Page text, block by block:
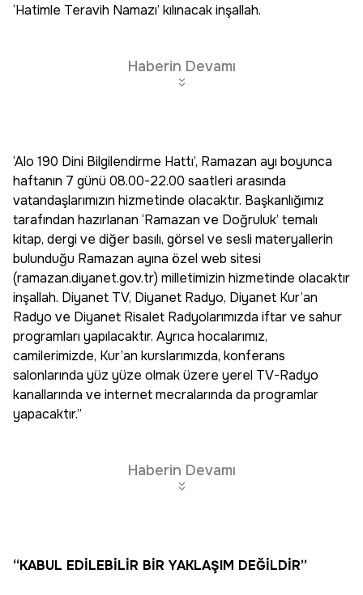
‘Hatimle Teravih Namazı’ kılınacak inşallah.
Haberin Devamı
‘Alo 190 Dini Bilgilendirme Hattı’, Ramazan ayı boyunca
haftanın 7 günü 08.00-22.00 saatleri arasında
vatandaşlarımızın hizmetinde olacaktır. Başkanlığımız
tarafından hazırlanan ‘Ramazan ve Doğruluk’ temalı
kitap, dergi ve diğer basılı, görsel ve sesli materyallerin
bulunduğu Ramazan ayına özel web sitesi
(ramazan.diyanet.gov.tr) milletimizin hizmetinde olacaktır
inşallah. Diyanet TV, Diyanet Radyo, Diyanet Kur’an
Radyo ve Diyanet Risalet Radyolarımızda iftar ve sahur
programları yapılacaktır. Ayrıca hocalarımız,
camilerimizde, Kur’an kurslarımızda, konferans
salonlarında yüz yüze olmak üzere yerel TV-Radyo
kanallarında ve internet mecralarında da programlar
yapacaktır.”
Haberin Devamı
“KABUL EDİLEBİLİR BİR YAKLAŞIM DEĞİLDİR”